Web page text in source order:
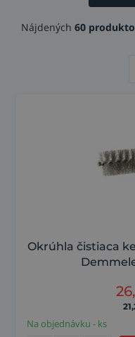
Nájdených 60
Okrúhla čistiaca
Na objednávku - ks